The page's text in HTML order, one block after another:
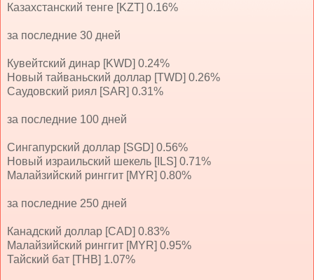
Казахстанский тенге [KZT] 0.16%
за последние 30 дней
Кувейтский динар [KWD] 0.24%
Новый тайваньский доллар [TWD] 0.26%
Саудовский риял [SAR] 0.31%
за последние 100 дней
Сингапурский доллар [SGD] 0.56%
Новый израильский шекель [ILS] 0.71%
Малайзийский ринггит [MYR] 0.80%
за последние 250 дней
Канадский доллар [CAD] 0.83%
Малайзийский ринггит [MYR] 0.95%
Тайский бат [THB] 1.07%